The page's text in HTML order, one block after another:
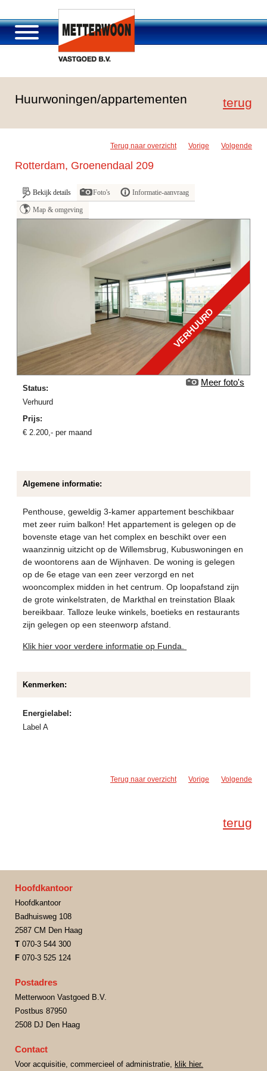
Portfolio
Huurwoningen/appartementen terug
Terug naar overzicht Vorige Volgende
Rotterdam, Groenendaal 209
Bekijk details Foto's Informatie-aanvraag
Map & omgeving
VERHUURD
Meer foto's
Status:
verhuurd
Prijs:
€ 2.200 ,- per maand
Algemene informatie:
Penthouse, geweldig 3-kamer appartement beschikbaar
met zeer ruim balkon! Het appartement is gelegen op de
bovenste etage van het complex en beschikt over een
waanzinnig uitzicht op de Willemsbrug, Kubuswoningen en
de woontorens aan de Wijnhaven. De woning is gelegen
op de 6e etage van een zeer verzorgd en net
wooncomplex midden in het centrum. Op loopafstand zijn
de grote winkelstraten, de Markthal en treinstation Blaak
bereikbaar. Talloze leuke winkels, boetieks en restaurants
zijn gelegen op een steenworp afstand.
Klik hier voor verdere informatie op Funda.
Kenmerken:
Energielabel:
Label A
Terug naar overzicht Vorige Volgende
terug
Hoofdkantoor
Hoofdkantoor
Badhuisweg 108
2587 CM Den Haag
T 070-3 544 300
F 070-3 525 124
Postadres
Metterwoon Vastgoed B.V.
Postbus 87950
2508 DJ Den Haag
Contact
Voor acquisitie, commercieel of administratie, klik hier.